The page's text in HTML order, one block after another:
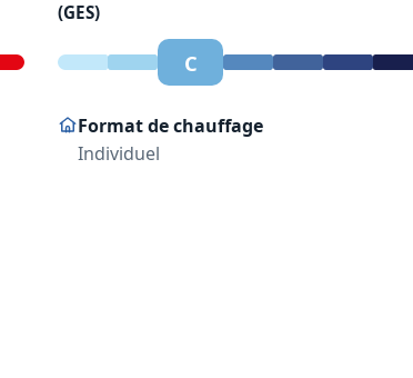
(GES)
C
Format de chauffage
Individuel